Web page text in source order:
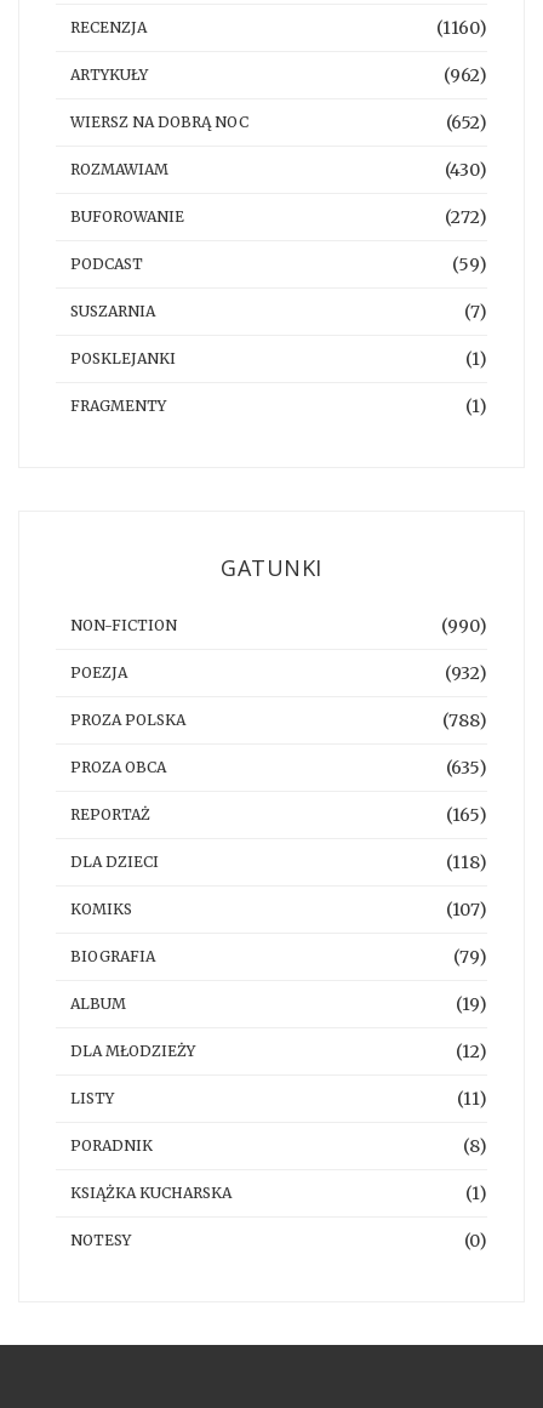
RECENZJA (1160)
ARTYKUŁY (962)
WIERSZ NA DOBRĄ NOC (652)
ROZMAWIAM (430)
BUFOROWANIE (272)
PODCAST (59)
SUSZARNIA (7)
POSKLEJANKI (1)
FRAGMENTY (1)
GATUNKI
NON-FICTION (990)
POEZJA (932)
PROZA POLSKA (788)
PROZA OBCA (635)
REPORTAŻ (165)
DLA DZIECI (118)
KOMIKS (107)
BIOGRAFIA (79)
ALBUM (19)
DLA MŁODZIEŻY (12)
LISTY (11)
PORADNIK (8)
KSIĄŻKA KUCHARSKA (1)
NOTESY (0)